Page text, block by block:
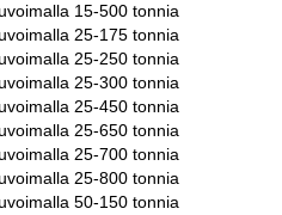
15-500 tonnia
25-175 tonnia
25-250 tonnia
25-300 tonnia
25-450 tonnia
25-650 tonnia
25-700 tonnia
25-800 tonnia
50-150 tonnia